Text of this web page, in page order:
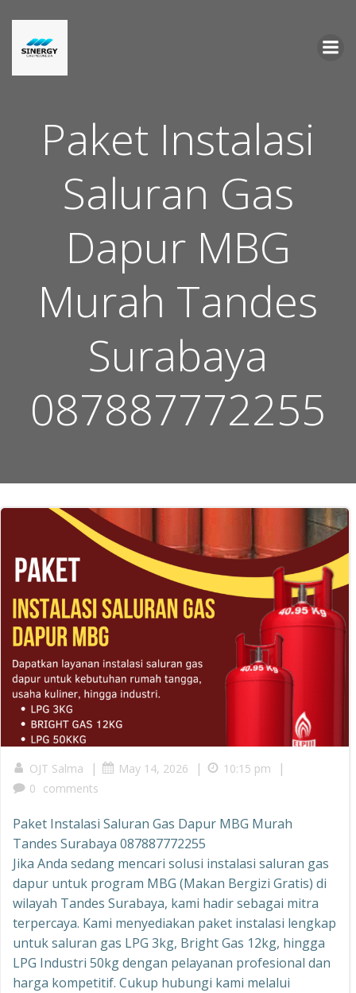
Paket Instalasi
Saluran Gas
Dapur MBG
Murah Tandes
Surabaya
087887772255
OJT Salma | May 14, 2026 | 10:15 pm |
0 comments
Paket Instalasi Saluran Gas Dapur MBG Murah
Tandes Surabaya 087887772255
Jika Anda sedang mencari solusi instalasi saluran gas
dapur untuk program MBG (Makan Bergizi Gratis) di
wilayah Tandes Surabaya, kami hadir sebagai mitra
terpercaya. Kami menyediakan paket instalasi lengkap
untuk saluran gas LPG 3kg, Bright Gas 12kg, hingga
LPG Industri 50kg dengan pelayanan profesional dan
harga kompetitif. Cukup hubungi kami melalui